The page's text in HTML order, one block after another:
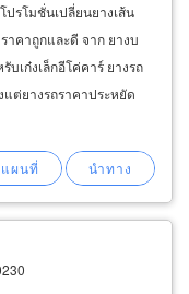
ปรโมชั่นเปลี่ยนยางเส้น
าคาถูกและดี จาก ยางบ
เก๋งเล็กอีโค่คาร์ ยางรถ
แต่ยางรถราคาประหยัด